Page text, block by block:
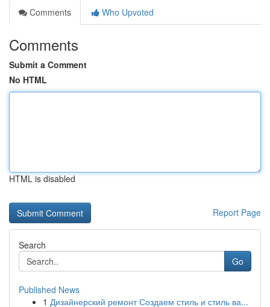
Comments
Who Upvoted
Comments
Submit a Comment
No HTML
HTML is disabled
Report Page
Search
Go
Published News
1 Дизайнерский ремонт Создаем стиль и стиль ва...